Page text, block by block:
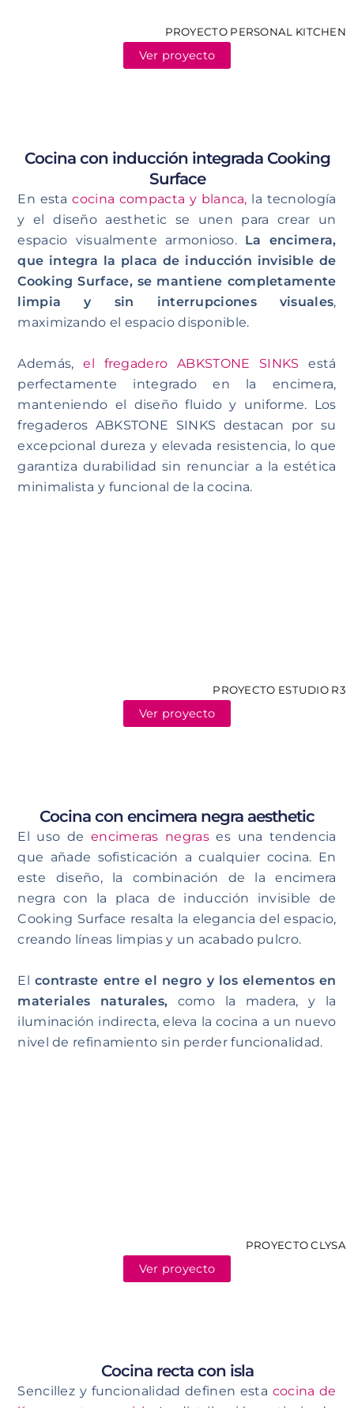
PROYECTO PERSONAL KITCHEN
Ver proyecto
Cocina con inducción integrada Cooking
Surface
En estacocina compacta y blanca, la tecnología
y el diseño aesthetic se unen para crear un
espacio visualmente armonioso. La encimera,
que integra la placa de inducción invisible de
Cooking Surface, se mantiene completamente
limpia y sin interrupciones visuales,
maximizando el espacio disponible.
Además,el fregadero ABKSTONE SINKS está
perfectamente integrado en la encimera,
manteniendo el diseño fluido y uniforme. Los
fregaderos ABKSTONE SINKS destacan por su
excepcional dureza y elevada resistencia, lo que
garantiza durabilidad sin renunciar a la estética
minimalista y funcional de la cocina.
PROYECTO ESTUDIO R3
Ver proyecto
Cocina con encimera negra aesthetic
El uso de encimeras negrases una tendencia
que añade sofisticación a cualquier cocina. En
este diseño, la combinación de la encimera
negra con la placa de inducción invisible de
Cooking Surface resalta la elegancia del espacio,
creando líneas limpias y un acabado pulcro.
Elcontraste entre el negro y los elementos en
materiales naturales, como la madera, y la
iluminación indirecta, eleva la cocina a un nuevo
nivel de refinamiento sin perder funcionalidad.
PROYECTO CLYSA
Ver proyecto
Cocina recta con isla
Sencillez y funcionalidad definen esta cocina de